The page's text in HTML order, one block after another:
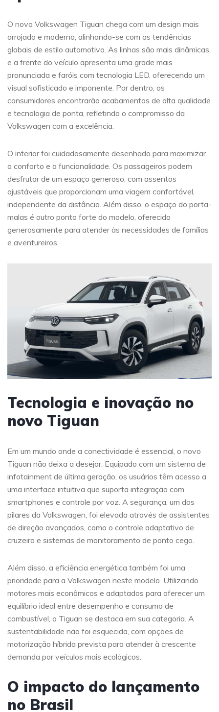
O novo Volkswagen Tiguan chega com um design mais
arrojado e moderno, alinhando-se com as tendências
globais de estilo automotivo. As linhas são mais dinâmicas,
e a frente do veículo apresenta uma grade mais
pronunciada e faróis com tecnologia LED, oferecendo um
visual sofisticado e imponente. Por dentro, os
consumidores encontrarão acabamentos de alta qualidade
e tecnologia de ponta, refletindo o compromisso da
Volkswagen com a excelência.
O interior foi cuidadosamente desenhado para maximizar
o conforto e a funcionalidade. Os passageiros podem
desfrutar de um espaço generoso, com assentos
ajustáveis que proporcionam uma viagem confortável,
independente da distância. Além disso, o espaço do porta-
malas é outro ponto forte do modelo, oferecido
generosamente para atender às necessidades de famílias
e aventureiros.
Tecnologia e inovação no
novo Tiguan
Em um mundo onde a conectividade é essencial, o novo
Tiguan não deixa a desejar. Equipado com um sistema de
infotainment de última geração, os usuários têm acesso a
uma interface intuitiva que suporta integração com
smartphones e controle por voz. A segurança, um dos
pilares da Volkswagen, foi elevada através de assistentes
de direção avançados, como o controle adaptativo de
cruzeiro e sistemas de monitoramento de ponto cego.
Além disso, a eficiência energética também foi uma
prioridade para a Volkswagen neste modelo. Utilizando
motores mais econômicos e adaptados para oferecer um
equilíbrio ideal entre desempenho e consumo de
combustível, o Tiguan se destaca em sua categoria. A
sustentabilidade não foi esquecida, com opções de
motorização híbrida prevista para atender à crescente
demanda por veículos mais ecológicos.
O impacto do lançamento
no Brasil